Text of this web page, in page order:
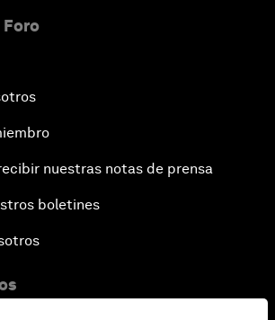
nuestras notas de prensa
boletines